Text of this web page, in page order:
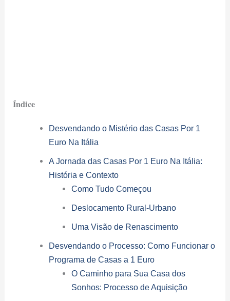
Índice
Desvendando o Mistério das Casas Por 1
Euro Na Itália
A Jornada das Casas Por 1 Euro Na Itália:
História e Contexto
Como Tudo Começou
Deslocamento Rural-Urbano
Uma Visão de Renascimento
Desvendando o Processo: Como Funcionar o
Programa de Casas a 1 Euro
O Caminho para Sua Casa dos
Sonhos: Processo de Aquisição